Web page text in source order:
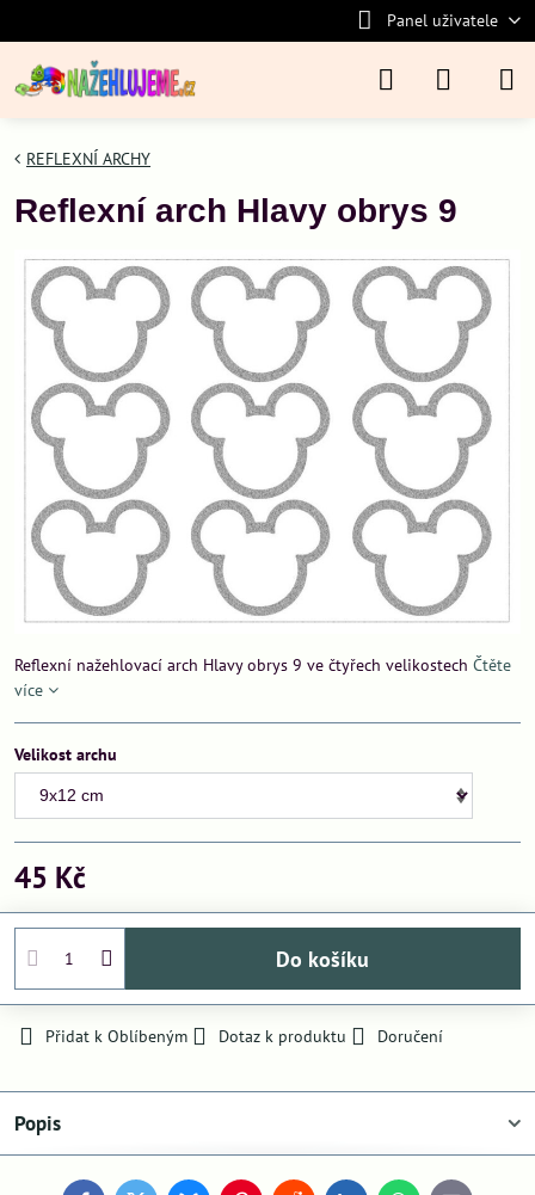
Panel uživatele
REFLEXNÍ ARCHY
Reflexní arch Hlavy obrys 9
Reflexní nažehlovací arch Hlavy obrys 9 ve čtyřech velikostech Čtěte
více
Velikost archu
45 Kč
Do košíku
Přidat k Oblíbeným Dotaz k produktu Doručení
Popis